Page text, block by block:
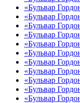
«Бульвар
«Бульвар
«Бульвар
«Бульвар
«Бульвар
«Бульвар
«Бульвар
«Бульвар
«Бульвар
«Бульвар
«Бульвар